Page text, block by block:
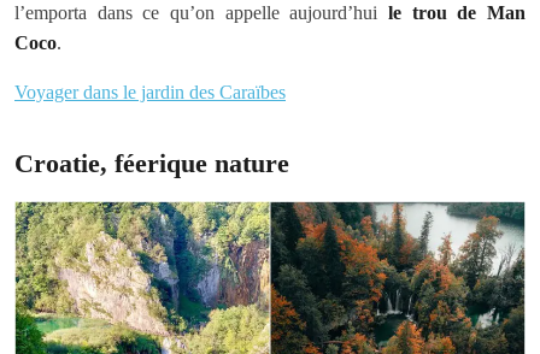
l’emporta dans ce qu’on appelle aujourd’hui le trou de Man
Coco.
Voyager dans le jardin des Caraïbes
Croatie, féerique nature